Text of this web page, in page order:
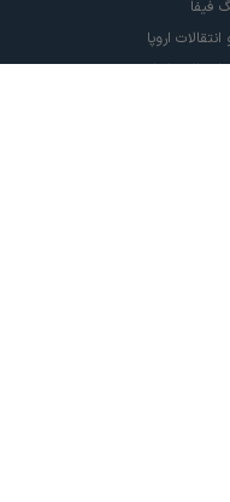
فیفا
اروپا
ایران